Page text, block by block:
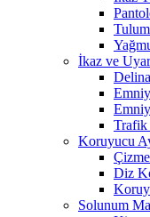
İkaz ve
Koruyucu
Diz
Solunum